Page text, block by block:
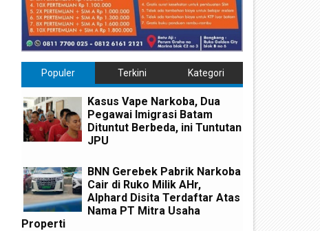
Populer Terkini Kategori
Kasus Vape Narkoba, Dua
Pegawai Imigrasi Batam
Dituntut Berbeda, ini Tuntutan
JPU
BNN Gerebek Pabrik Narkoba
Cair di Ruko Milik AHr,
Alphard Disita Terdaftar Atas
Nama PT Mitra Usaha
Properti